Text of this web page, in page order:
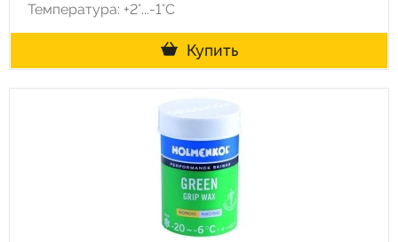
Температура: +2°...-1°С
Купить